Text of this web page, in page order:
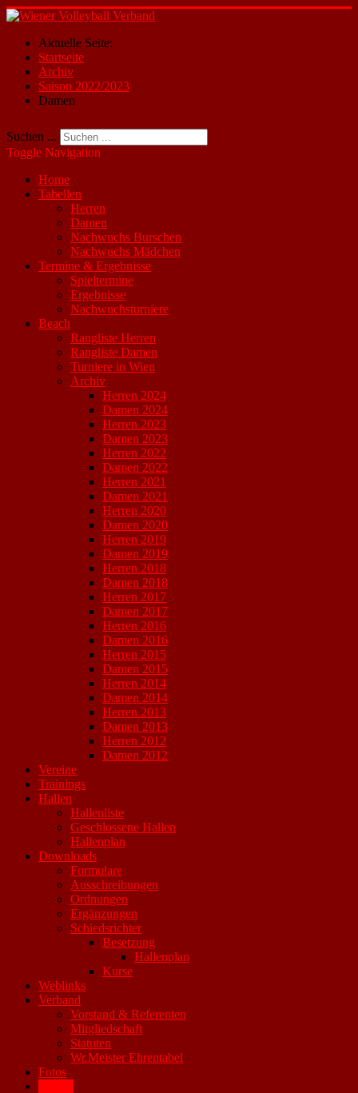
Aktuelle Seite:
Startseite
Archiv
Saison 2022/2023
Damen
Suchen ...
Toggle Navigation
Home
Tabellen
Herren
Damen
Nachwuchs Burschen
Nachwuchs Mädchen
Termine & Ergebnisse
Spieltermine
Ergebnisse
Nachwuchsturniere
Beach
Rangliste Herren
Rangliste Damen
Turniere in Wien
Archiv
Herren 2024
Damen 2024
Herren 2023
Damen 2023
Herren 2022
Damen 2022
Herren 2021
Damen 2021
Herren 2020
Damen 2020
Herren 2019
Damen 2019
Herren 2018
Damen 2018
Herren 2017
Damen 2017
Herren 2016
Damen 2016
Herren 2015
Damen 2015
Herren 2014
Damen 2014
Herren 2013
Damen 2013
Herren 2012
Damen 2012
Vereine
Trainings
Hallen
Hallenliste
Geschlossene Hallen
Hallenplan
Downloads
Formulare
Ausschreibungen
Ordnungen
Ergänzungen
Schiedsrichter
Besetzung
Hallenplan
Kurse
Weblinks
Verband
Vorstand & Referenten
Mitgliedschaft
Statuten
Wr.Meister Ehrentabel
Fotos